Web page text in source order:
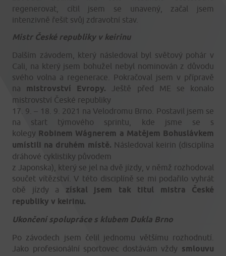
regenerovat, cítil jsem se unavený, začal jsem
intenzivně řešit svůj zdravotní stav.
Mistr České republiky v keirinu
Dalším závodem, který následoval byl světový pohár v
Cali, na který jsem bohužel nebyl nominován z důvodu
svého volna a regenerace. Pokračoval jsem v přípravě
na mistrovství Evropy. Ještě před ME se konalo
mistrovství České republiky
17. 9. – 18. 9. 2021 na Velodromu Brno. Postavil jsem se
na start týmového sprintu, kde jsme se s
kolegy Robinem Wágnerem a Matějem Bohuslávkem
umístili na druhém místě. Následoval keirin (disciplína
dráhové cyklistiky původem
z Japonska), který se jel na dvě jízdy, v němž rozhodoval
součet vítězství. V této disciplíně se mi podařilo vyhrát
obě jízdy a získal jsem tak titul mistra České
republiky v keirinu.
Ukončení spolupráce s klubem Dukla Brno
Po závodech jsem čelil jednomu většímu rozhodnutí.
Jako profesionální sportovec dostávám vždy smlouvu